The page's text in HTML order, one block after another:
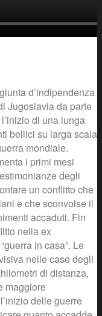
d’indipendenza
Jugoslavia da parte
di una lunga
bellici su larga scala
mondiale.
i primi mesi
degli
un conflitto che
e che sconvolse il
accaduti. Fin
nella ex
in casa”. Le
nelle case degli
di distanza,
maggiore
delle guerre